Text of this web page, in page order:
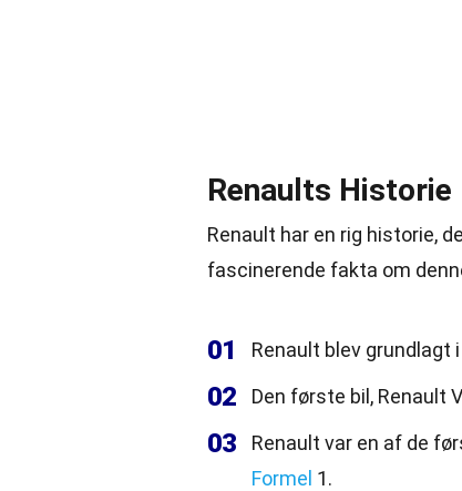
Renaults Historie
Renault har en rig historie,
fascinerende fakta om
01 Renault blev grundlagt
02 Den første bil, Renault
03
Renault var en af de
Formel 1.